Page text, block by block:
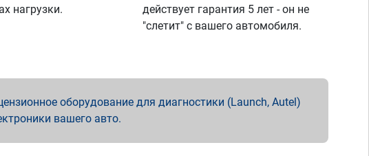
нагрузки.
действует гарантия 5 лет - он не
"слетит" с вашего автомобиля.
оборудование для диагностики (Launch, Autel)
вашего авто.